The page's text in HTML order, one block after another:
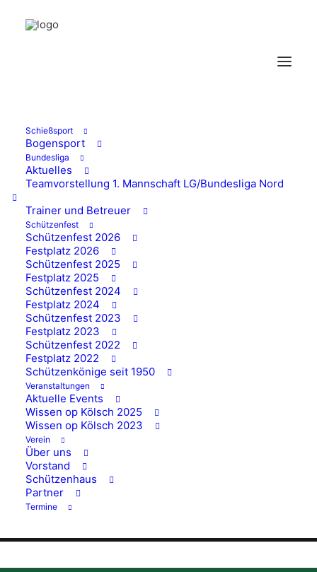
Schießsport
Bogensport
Bundesliga
Aktuelles
Teamvorstellung 1. Mannschaft LG/Bundesliga Nord
Trainer und Betreuer
Schützenfest
Schützenfest 2026
Festplatz 2026
Schützenfest 2025
Festplatz 2025
Schützenfest 2024
Festplatz 2024
Schützenfest 2023
Festplatz 2023
Schützenfest 2022
Festplatz 2022
Schützenkönige seit 1950
Veranstaltungen
Aktuelle Events
Wissen op Kölsch 2025
Wissen op Kölsch 2023
Verein
Über uns
Vorstand
Schützenhaus
Partner
Termine
Liga-Saison
2025/2026
In den unterschiedlichsten Disziplinen
messen sich unsere Mannschaften mit
anderen Vereinen. Egal ob im Breiten-
oder im Spitzensport, in Bezirks- oder
Bundesliga. Überall gehen unsere
Schützinnen und Schützen an den Start
und vertreten unseren Verein mit großem
Erfolg.
MEHR ERFAHREN